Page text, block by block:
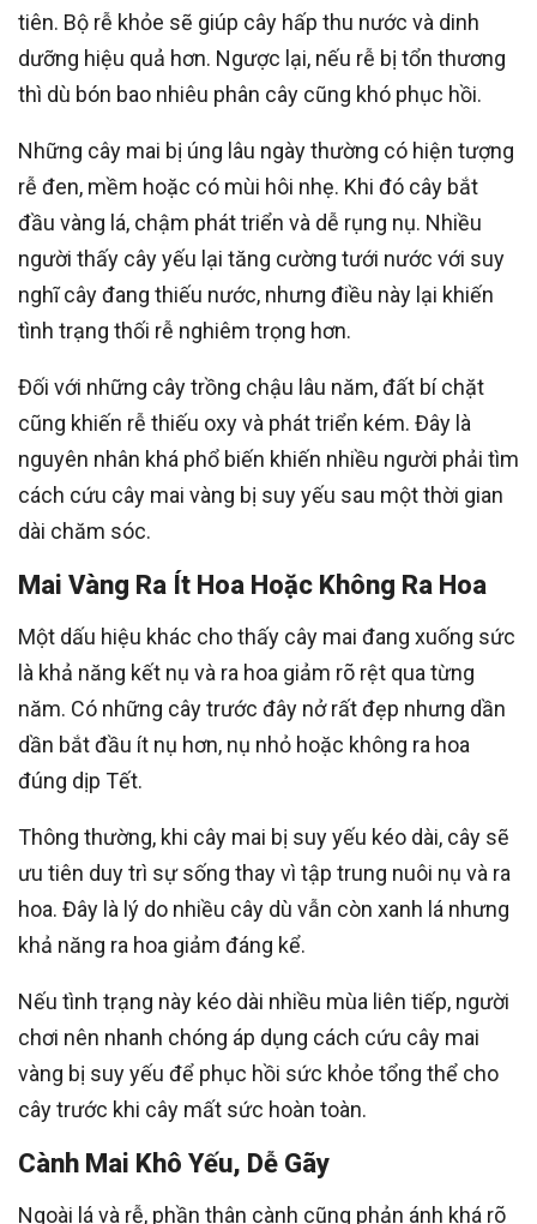
tiên. Bộ rễ khỏe sẽ giúp cây hấp thu nước và dinh
dưỡng hiệu quả hơn. Ngược lại, nếu rễ bị tổn thương
thì dù bón bao nhiêu phân cây cũng khó phục hồi.
Những cây mai bị úng lâu ngày thường có hiện tượng
rễ đen, mềm hoặc có mùi hôi nhẹ. Khi đó cây bắt
đầu vàng lá, chậm phát triển và dễ rụng nụ. Nhiều
người thấy cây yếu lại tăng cường tưới nước với suy
nghĩ cây đang thiếu nước, nhưng điều này lại khiến
tình trạng thối rễ nghiêm trọng hơn.
Đối với những cây trồng chậu lâu năm, đất bí chặt
cũng khiến rễ thiếu oxy và phát triển kém. Đây là
nguyên nhân khá phổ biến khiến nhiều người phải tìm
cách cứu cây mai vàng bị suy yếu sau một thời gian
dài chăm sóc.
Mai Vàng Ra Ít Hoa Hoặc Không Ra Hoa
Một dấu hiệu khác cho thấy cây mai đang xuống sức
là khả năng kết nụ và ra hoa giảm rõ rệt qua từng
năm. Có những cây trước đây nở rất đẹp nhưng dần
dần bắt đầu ít nụ hơn, nụ nhỏ hoặc không ra hoa
đúng dịp Tết.
Thông thường, khi cây mai bị suy yếu kéo dài, cây sẽ
ưu tiên duy trì sự sống thay vì tập trung nuôi nụ và ra
hoa. Đây là lý do nhiều cây dù vẫn còn xanh lá nhưng
khả năng ra hoa giảm đáng kể.
Nếu tình trạng này kéo dài nhiều mùa liên tiếp, người
chơi nên nhanh chóng áp dụng cách cứu cây mai
vàng bị suy yếu để phục hồi sức khỏe tổng thể cho
cây trước khi cây mất sức hoàn toàn.
Cành Mai Khô Yếu, Dễ Gãy
Ngoài lá và rễ, phần thân cành cũng phản ánh khá rõ